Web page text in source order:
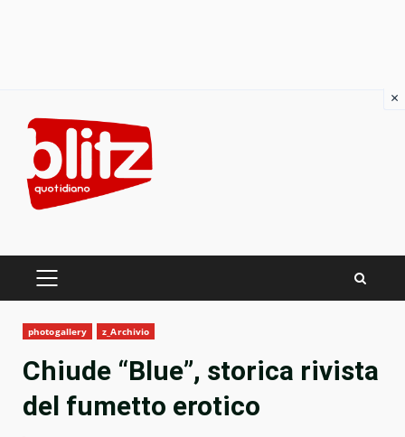
content
PRIMARY
photogallery z_Archivio
Chiude “Blue”, storica rivista
del fumetto erotico
×